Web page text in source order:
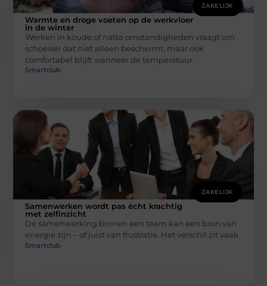
ZAKELIJK
Warmte en droge voeten op de werkvloer
in de winter
Werken in koude of natte omstandigheden vraagt om
schoeisel dat niet alleen beschermt, maar ook
comfortabel blijft wanneer de temperatuur
Smartclub
ZAKELIJK
Samenwerken wordt pas écht krachtig
met zelfinzicht
De samenwerking binnen een team kan een bron van
energie zijn – of juist van frustratie. Het verschil zit vaak
Smartclub